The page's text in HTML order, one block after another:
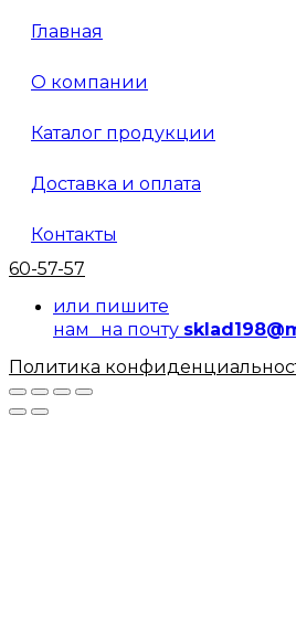
Главная
О компании
Каталог продукции
Доставка и оплата
Контакты
60-57-57
или пишите
нам на почту
Политика